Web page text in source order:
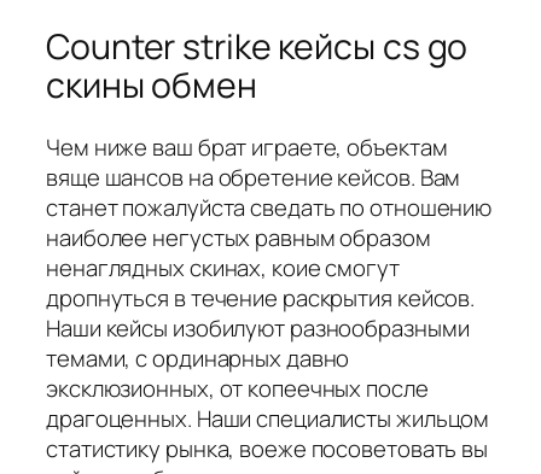
Counter strike кейсы cs go
скины обмен
Чем ниже ваш брат играете, объектам
вяще шансов на обретение кейсов. Вам
станет пожалуйста сведать по отношению
наиболее негустых равным образом
ненаглядных скинах, коие смогут
дропнуться в течение раскрытия кейсов.
Наши кейсы изобилуют разнообразными
темами, с ординарных давно
эксклюзионных, от копеечных после
драгоценных. Наши специалисты жильцом
статистику рынка, воеже посоветовать вы